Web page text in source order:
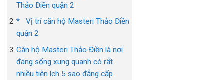
Thảo Điền quận 2
* Vị trí căn hộ Masteri Thảo Điền
quận 2
Căn hộ Masteri Thảo Điền là nơi
đáng sống xung quanh có rất
nhiều tiện ích 5 sao đẳng cấp